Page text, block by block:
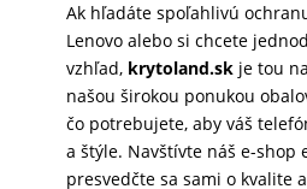
Ak hľadáte spoľahlivú
Lenovo alebo si chcete
vzhľad, krytoland.skje tou
našou širokou ponukou
čo potrebujete, aby váš
a štýle. Navštívte náš e-shop
presvedčte sa sami o kvalite